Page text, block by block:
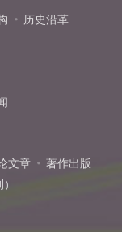
历史沿革
文章
著作出版